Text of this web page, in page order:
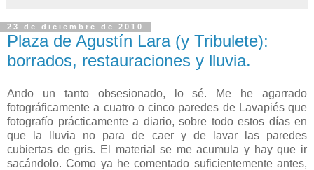
23 de diciembre de 2010
Plaza de Agustín Lara (y Tribulete):
borrados, restauraciones y lluvia.
Ando un tanto obsesionado, lo sé. Me he agarrado
fotográficamente a cuatro o cinco paredes de Lavapiés que
fotografío prácticamente a diario, sobre todo estos días en
que la lluvia no para de caer y de lavar las paredes
cubiertas de gris. El material se me acumula y hay que ir
sacándolo. Como ya he comentado suficientemente antes,